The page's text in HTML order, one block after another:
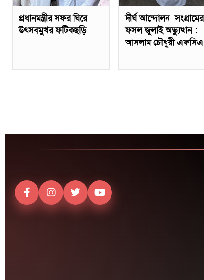
প্রধানমন্ত্রীর সফর ঘিরে
উৎসবমুখর ফটিকছড়ি
দীর্ঘ আন্দোলন সংগ্রামের
ফসল জুলাই অভ্যুত্থান :
আসলাম চৌধুরী এফসিএ